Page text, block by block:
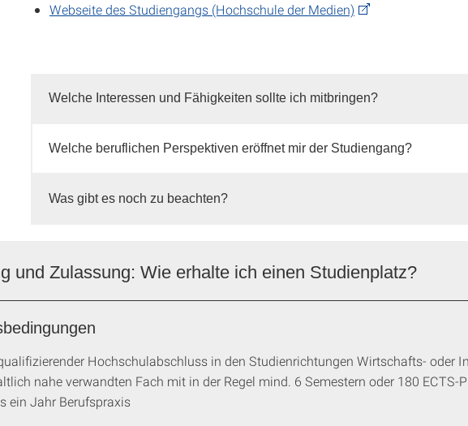
Webseite des Studiengangs (Hochschule der Medien)
Welche Interessen und Fähigkeiten sollte ich mitbringen?
Welche beruflichen Perspektiven eröffnet mir der Studiengang?
Was gibt es noch zu beachten?
und Zulassung: Wie erhalte ich einen Studienplatz?
Hochschulabschluss in den Studienrichtungen Wirtschafts- oder
nahe verwandten Fach mit in der Regel mind. 6 Semestern oder 180 ECTS-
ein Jahr Berufspraxis